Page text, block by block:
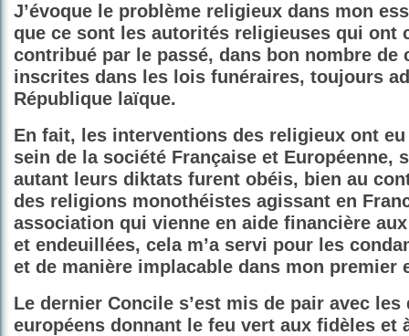
J’évoque le problème religieux dans mon
que ce sont les autorités religieuses qui ont
contribué par le passé, dans bon nombre de
inscrites dans les lois funéraires, toujours
République laïque.
En fait, les interventions des religieux ont
sein de la société Française et Européenne,
autant leurs diktats furent obéis, bien au
des religions monothéistes agissant en
association qui vienne en aide financière
et endeuillées, cela m’a servi pour les
et de manière implacable dans mon premier
Le dernier Concile s’est mis de pair avec
européens donnant le feu vert aux fidèles et